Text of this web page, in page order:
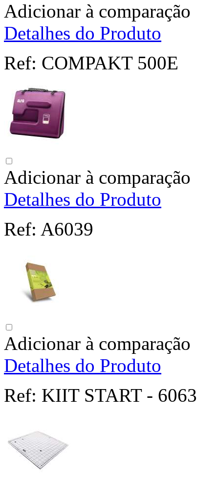
Adicionar à comparação
Detalhes do Produto
Ref: COMPAKT 500E
Adicionar à comparação
Detalhes do Produto
Ref: A6039
Adicionar à comparação
Detalhes do Produto
Ref: KIIT START - 6063